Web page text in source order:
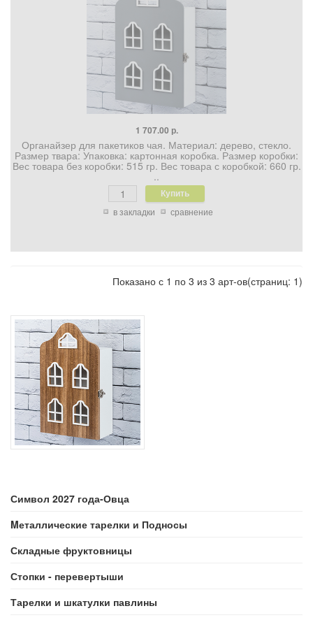
Символ 2027 года-Овца
Mеталлические тарелки и Подносы
Складные фруктовницы
Стопки - перевертыши
Тарелки и шкатулки павлины
в закладки сравнение
1 707.00 р.
Органайзер для пакетиков чая. Материал: дерево, стекло.
Размер твара: Упаковка: картонная коробка. Размер коробки:
Вес товара без коробки: 515 гр. Вес товара с коробкой: 660 гр.
..
Показано с 1 по 3 из 3 арт-ов(страниц: 1)